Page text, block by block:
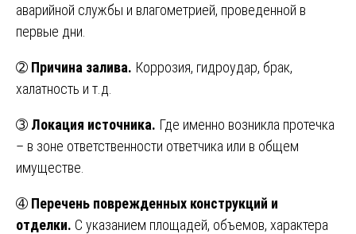
аварийной службы и влагометрией, проведенной в
первые дни.
➁ Причина залива. Коррозия, гидроудар, брак,
халатность и т.д.
➂ Локация источника. Где именно возникла протечка
– в зоне ответственности ответчика или в общем
имуществе.
➃ Перечень поврежденных конструкций и
отделки. С указанием площадей, объемов, характера